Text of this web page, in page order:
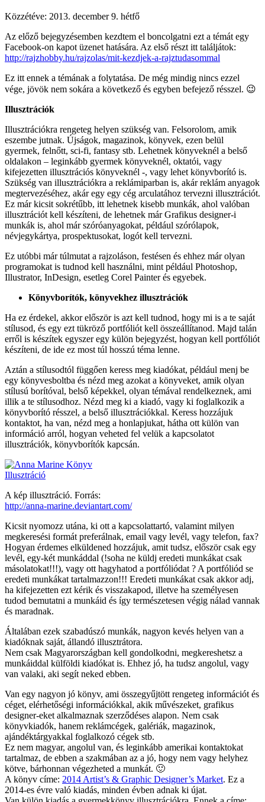
Közzétéve: 2013. december 9. hétfő
Az előző bejegyzésemben kezdtem el boncolgatni ezt a témát egy
Facebook-on kapot üzenet hatására. Az első részt itt találjátok:
http://rajzhobby.hu/rajzolas/mit-kezdjek-a-rajztudasommal
Ez itt ennek a témának a folytatása. De még mindig nincs ezzel
vége, jövök nem sokára a következő és egyben befejező résszel. 😉
Illusztrációk
Illusztrációkra rengeteg helyen szükség van. Felsorolom, amik
eszembe jutnak. Újságok, magazinok, könyvek, ezen belül
gyermek, felnőtt, sci-fi, fantasy stb. Lehetnek könyveknél a belső
oldalakon – leginkább gyermek könyveknél, oktatói, vagy
kifejezetten illusztrációs könyveknél -, vagy lehet könyvborító is.
Szükség van illusztrációkra a reklámiparban is, akár reklám anyagok
megtervezéséhez, akár egy egy cég arculatához tervezni illusztrációt.
Ez már kicsit sokrétűbb, itt lehetnek kisebb munkák, ahol valóban
illusztrációt kell készíteni, de lehetnek már Grafikus designer-i
munkák is, ahol már szóróanyagokat, például szórólapok,
névjegykártya, prospektusokat, logót kell tervezni.
Ez utóbbi már túlmutat a rajzoláson, festésen és ehhez már olyan
programokat is tudnod kell használni, mint például Photoshop,
Illustrator, InDesign, esetleg Corel Painter és egyebek.
Könyvborítók, könyvekhez illusztrációk
Ha ez érdekel, akkor először is azt kell tudnod, hogy mi is a te saját
stílusod, és egy ezt tükröző portfóliót kell összeállítanod. Majd talán
erről is készítek egyszer egy külön bejegyzést, hogyan kell portfóliót
készíteni, de ide ez most túl hosszú téma lenne.
Aztán a stílusodtól függően keress meg kiadókat, például menj be
egy könyvesboltba és nézd meg azokat a könyveket, amik olyan
stílusú borítóval, belső képekkel, olyan témával rendelkeznek, ami
illik a te stílusodhoz. Nézd meg ki a kiadó, vagy ki foglalkozik a
könyvborító résszel, a belső illusztrációkkal. Keress hozzájuk
kontaktot, ha van, nézd meg a honlapjukat, hátha ott külön van
információ arról, hogyan veheted fel velük a kapcsolatot
illusztrációk, könyvborítók kapcsán.
A kép illusztráció. Forrás:
http://anna-marine.deviantart.com/
Kicsit nyomozz utána, ki ott a kapcsolattartó, valamint milyen
megkeresési formát preferálnak, email vagy levél, vagy telefon, fax?
Hogyan érdemes elküldened hozzájuk, amit tudsz, először csak egy
levél, egy-két munkáddal (!soha ne küldj eredeti munkákat csak
másolatokat!!!), vagy ott hagyhatod a portfóliódat ? A portfóliód se
eredeti munkákat tartalmazzon!!! Eredeti munkákat csak akkor adj,
ha kifejezetten ezt kérik és visszakapod, illetve ha személyesen
tudod bemutatni a munkáid és így természetesen végig nálad vannak
és maradnak.
Általában ezek szabadúszó munkák, nagyon kevés helyen van a
kiadóknak saját, állandó illusztrátora.
Nem csak Magyarországban kell gondolkodni, megkereshetsz a
munkáiddal külföldi kiadókat is. Ehhez jó, ha tudsz angolul, vagy
van valaki, aki segít neked ebben.
Van egy nagyon jó könyv, ami összegyűjtött rengeteg információt és
céget, elérhetőségi információkkal, akik művészeket, grafikus
designer-eket alkalmaznak szerződéses alapon. Nem csak
könyvkiadók, hanem reklámcégek, galériák, magazinok,
ajándéktárgyakkal foglalkozó cégek stb.
Ez nem magyar, angolul van, és leginkább amerikai kontaktokat
tartalmaz, de ebben a szakmában az a jó, hogy nem vagy helyhez
kötve, bárhonnan végezheted a munkát. 🙂
A könyv címe: 2014 Artist’s & Graphic Designer’s Market. Ez a
2014-es évre való kiadás, minden évben adnak ki újat.